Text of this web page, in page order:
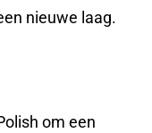
nieuwe laag.
om een